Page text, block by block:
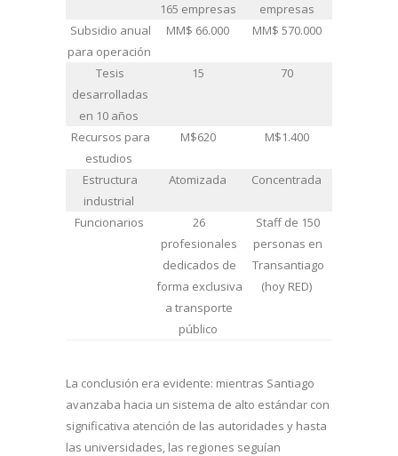
165 empresas
empresas
Subsidio anual
para operación
MM$ 66.000 MM$ 570.000
Tesis
desarrolladas
en 10 años
15 70
Recursos para
estudios
M$620 M$1.400
Estructura
industrial
Atomizada Concentrada
Funcionarios
26
profesionales
dedicados de
forma exclusiva
a transporte
público
Staff de 150
personas en
Transantiago
(hoy RED)
La conclusión era evidente: mientras Santiago
avanzaba hacia un sistema de alto estándar con
significativa atención de las autoridades y hasta
las universidades, las regiones seguían